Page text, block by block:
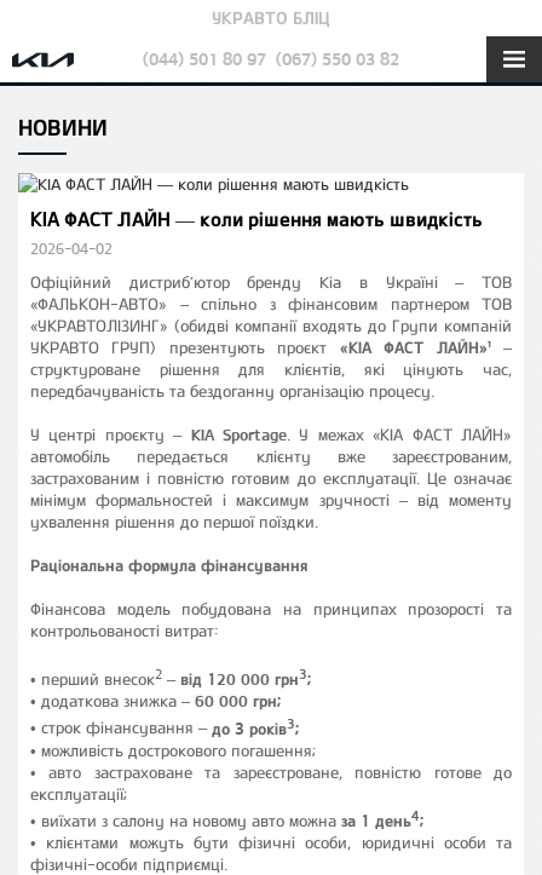
УКРАВТО БЛІЦ
(044) 501 80 97 (067) 550 03 82
НОВИНИ
KIA ФАСТ ЛАЙН — коли рішення мають швидкість
2026-04-02
Офіційний дистриб’ютор бренду Kia в Україні – ТОВ
«ФАЛЬКОН-АВТО» – спільно з фінансовим партнером ТОВ
«УКРАВТОЛІЗИНГ» (обидві компанії входять до Групи компаній
УКРАВТО ГРУП) презентують проєкт «КІА ФАСТ ЛАЙН»¹–
структуроване рішення для клієнтів, які цінують час,
передбачуваність та бездоганну організацію процесу.
У центрі проєкту – KIA Sportage . У межах «КІА ФАСТ ЛАЙН»
автомобіль передається клієнту вже зареєстрованим,
застрахованим і повністю готовим до експлуатації. Це означає
мінімум формальностей і максимум зручності – від моменту
ухвалення рішення до першої поїздки.
Раціональна формула фінансування
Фінансова модель побудована на принципах прозорості та
контрольованості витрат:
• перший внесок2 – від 120 000 грн3;
• додаткова знижка –60 000 грн;
• строк фінансування –до 3 років3;
• можливість дострокового погашення;
• авто застраховане та зареєстроване, повністю готове до
експлуатації;
• виїхати з салону на новому авто можна за 1 день4;
• клієнтами можуть бути фізичні особи, юридичні особи та
фізичні-особи підприємці.